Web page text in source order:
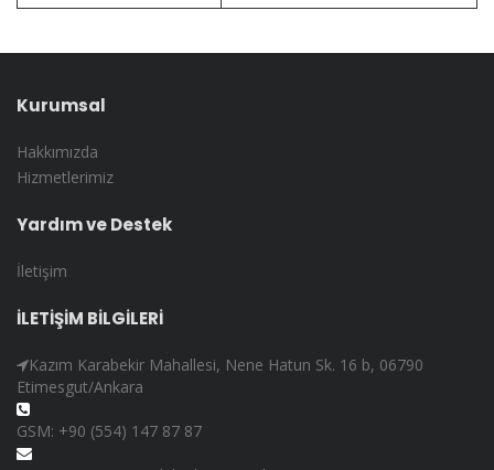
Kurumsal
Hakkımızda
Hizmetlerimiz
Yardım ve Destek
İletişim
İLETİŞİM BİLGİLERİ
Kazım Karabekir Mahallesi, Nene Hatun Sk. 16 b, 06790
Etimesgut/Ankara
GSM: +90 (554) 147 87 87